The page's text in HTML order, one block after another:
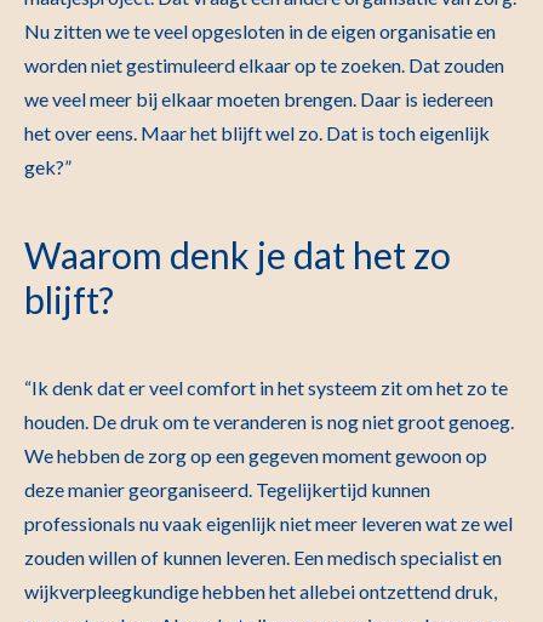
Nu zitten we te veel opgesloten in de eigen organisatie en
worden niet gestimuleerd elkaar op te zoeken. Dat zouden
we veel meer bij elkaar moeten brengen. Daar is iedereen
het over eens. Maar het blijft wel zo. Dat is toch eigenlijk
gek?”
Waarom denk je dat het zo
blijft?
“Ik denk dat er veel comfort in het systeem zit om het zo te
houden. De druk om te veranderen is nog niet groot genoeg.
We hebben de zorg op een gegeven moment gewoon op
deze manier georganiseerd. Tegelijkertijd kunnen
professionals nu vaak eigenlijk niet meer leveren wat ze wel
zouden willen of kunnen leveren. Een medisch specialist en
wijkverpleegkundige hebben het allebei ontzettend druk,